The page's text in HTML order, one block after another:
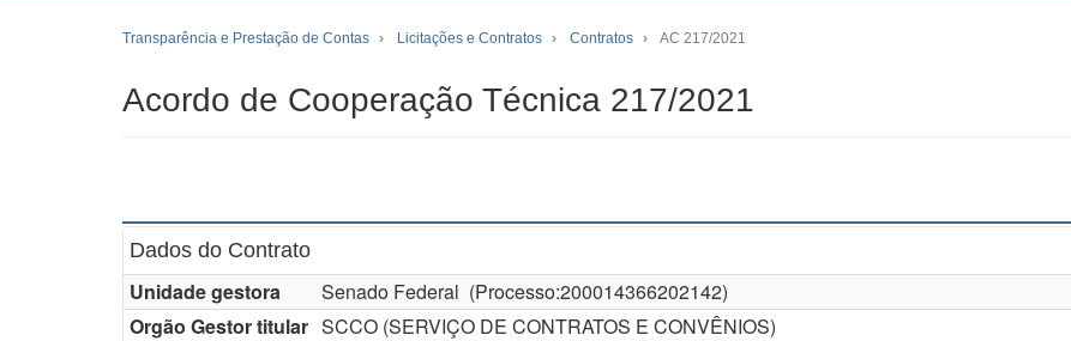
Transparência e Prestação de Contas Licitações e Contratos Contratos AC 217/2021
Acordo de Cooperação Técnica 217/2021
Dados do Contrato
Unidade gestora Senado Federal (Processo:200014366202142)
Orgão Gestor titular SCCO (SERVIÇO DE CONTRATOS E CONVÊNIOS)